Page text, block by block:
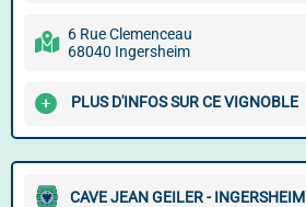
6 Rue Clemenceau
68040 Ingersheim
PLUS D'INFOS SUR CE VIGNOBLE
CAVE JEAN GEILER - INGERSHEIM